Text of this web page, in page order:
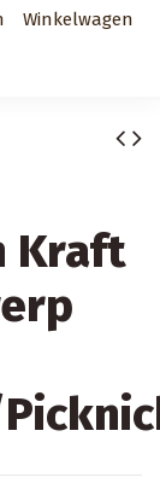
Winkelwagen
Kraft